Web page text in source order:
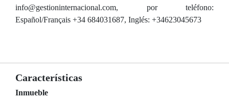
info@gestioninternacional.com, por teléfono:
Español/Français +34 684031687, Inglés: +34623045673
Características
Inmueble